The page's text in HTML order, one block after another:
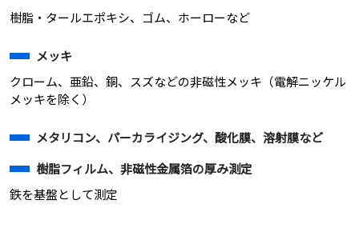
樹脂・タールエポキシ、ゴム、ホーローなど
メッキ
クローム、亜鉛、銅、スズなどの非磁性メッキ（電解ニッケル
メッキを除く）
メタリコン、パーカライジング、酸化膜、溶射膜など
樹脂フィルム、非磁性金属箔の厚み測定
鉄を基盤として測定